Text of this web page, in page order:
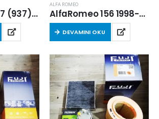
AlfaRomeo 147 (937) 2001-2010 Arası 2.0 16V T.Spark Kabin Filtresi
ALFA ROMEO
AlfaRomeo 156 1998-2003 Arası 2.0 16v T-Spark Filtre Seti
DEVAMINI OKU